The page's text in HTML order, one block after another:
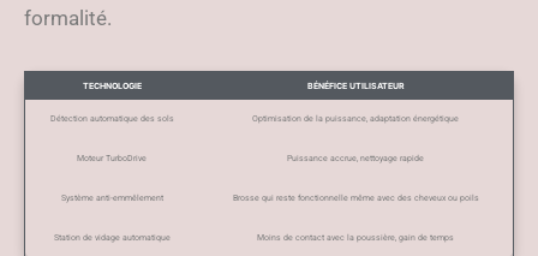
formalité.
TECHNOLOGIE BÉNÉFICE UTILISATEUR
Détection automatique des sols Optimisation de la puissance, adaptation énergétique
Moteur TurboDrive Puissance accrue, nettoyage rapide
Système anti-emmêlement Brosse qui reste fonctionnelle même avec des cheveux ou poils
Station de vidage automatique Moins de contact avec la poussière, gain de temps